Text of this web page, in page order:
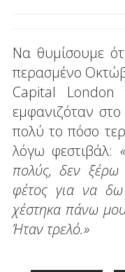
Να θυμίσουμε
περασμένο
Capital
εμφανιζόταν
πολύ το πόσο
λόγω φεστιβάλ:
πολύς, δεν
φέτος για να δω
χέστηκα πάνω
Ήταν τρελό.»